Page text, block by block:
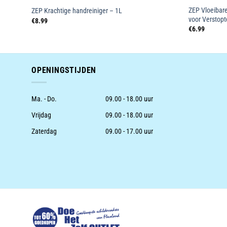
ZEP Krachtige handreiniger – 1L
€8.99
ZEP
voor
€6.99
OPENINGSTIJDEN
Ma. - Do.
09.00 - 18.00 uur
Vrijdag
09.00 - 18.00 uur
Zaterdag
09.00 - 17.00 uur